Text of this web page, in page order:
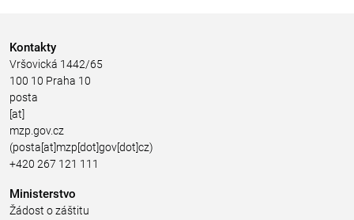
Kontakty
Vršovická 1442/65
100 10 Praha 10
posta
[at]
mzp.gov.cz
(posta[at]mzp[dot]gov[dot]cz)
+420 267 121 111
Ministerstvo
Žádost o záštitu